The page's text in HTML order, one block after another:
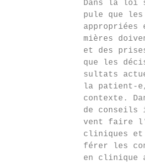
Dans la loi
pule que
appropriées
mières
et des
que les
sultats
la patient-
contexte.
de conseils
vent faire
cliniques
férer les
en clinique